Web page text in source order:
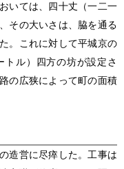
いては、四十丈（一二一
その大いさは、脇を通る
。これに対して平城京の
ル）四方の坊が設定さ
の広狭によって町の面積
造営に尽瘁した。工事は